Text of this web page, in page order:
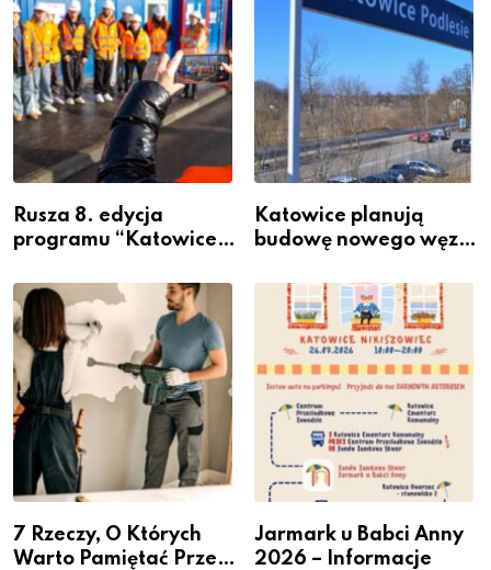
Rusza 8. edycja
programu “Katowice
– nabór dla
przedsiębiorców
Katowice planują
budowę nowego węzła
Podlesiu
7 Rzeczy, O Których
Warto Pamiętać Przed
Jarmark u Babci Anny
2026 – Informacje